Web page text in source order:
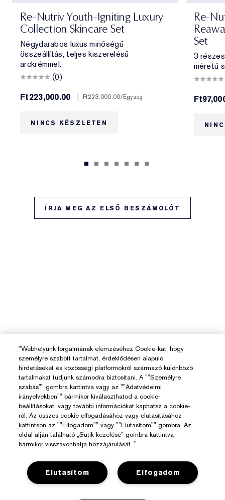
Re-Nutriv Youth-Igniting Luxury
Collection Skincare Set
Négydarabos luxus minőségű
összeállítás, teljes kiszerelésű
arckrémmel.
(0)
Ft223,000.00
Ft223,000.00/Egység
NINCS KÉSZLETEN
Re-
Set
3
méretű
ÍRJA MEG AZ ELSŐ BESZÁMOLÓT
"Webhelyünk forgalmának elemzéséhez Cookie-kat, hogy
személyre szabott tartalmat, érdeklődésen alapuló
hirdetéseket és közösségi platformokról származó különböző
tartalmakat tudjunk számodra biztosítani. A ""Személyre
szabás"" gombra kattintva vagy az ""Adatvédelmi
irányelvekben"" bármikor kiválaszthatod a cookie-
beállításokat, vagy további információkat kaphatsz a cookie-
ról. Az összes cookie elfogadásához vagy elutasításához
kattintson az ""Elfogadom"" vagy ""Elutasítom"" gombra. Az
oldal alján található „Sütik kezelése” gombra kattintva
bármikor visszavonhatja hozzájárulását. "
Elfogadom
Elutasítom